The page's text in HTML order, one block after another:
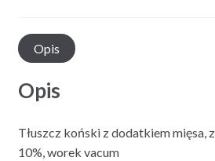
Opis
Opis
Tłuszcz koński z dodatkiem mięsa,
10%, worek vacum